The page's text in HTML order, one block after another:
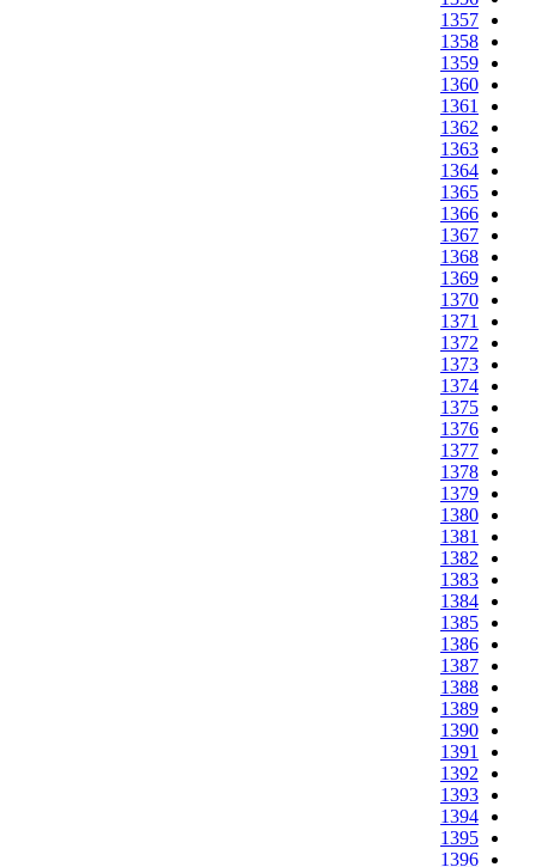
1357
1358
1359
1360
1361
1362
1363
1364
1365
1366
1367
1368
1369
1370
1371
1372
1373
1374
1375
1376
1377
1378
1379
1380
1381
1382
1383
1384
1385
1386
1387
1388
1389
1390
1391
1392
1393
1394
1395
1396